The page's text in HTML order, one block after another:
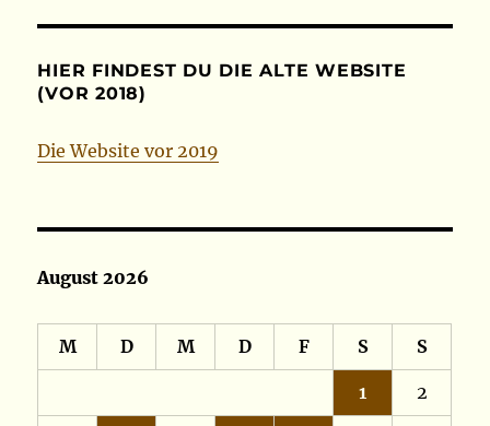
HIER FINDEST DU DIE ALTE WEBSITE
(VOR 2018)
Die Website vor 2019
August 2026
M D M D F S S
1 2